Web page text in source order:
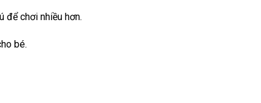
để chơi nhiều hơn.
bé.